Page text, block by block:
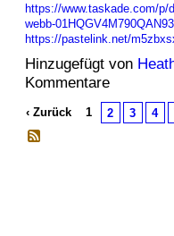
https://www.taskade.com/p/
webb-
https://pastelink.net/
Hinzugefügt von
Kommentare
‹ Zurück 1 2 3 4